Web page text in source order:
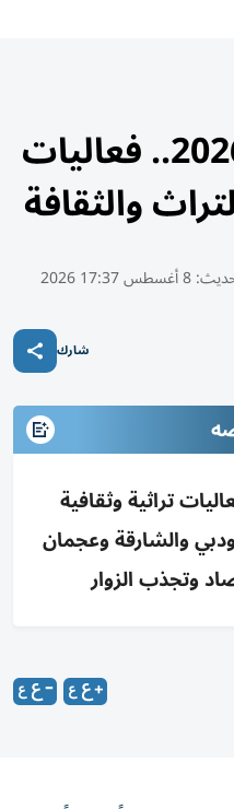
صيف الإمارات 2026.. فعاليات
والثقافة
8 أغسطس 17:37 2026
شارك
2026: فعاليات تراثية وثقافية
والشارقة وعجمان
وتجذب الزوار
صيف 2026 في دولة الإمارات زخماً متنامياً،